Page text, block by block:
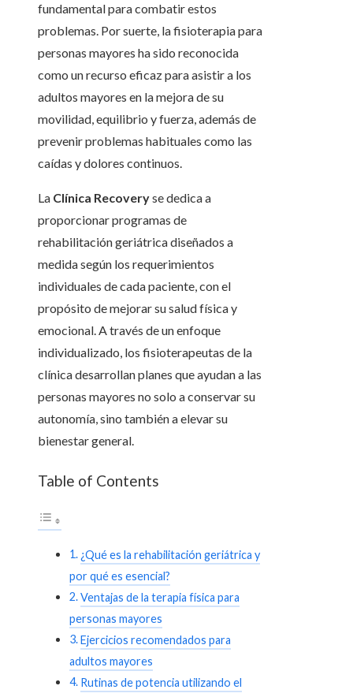
fundamental para combatir estos
problemas. Por suerte, la fisioterapia para
personas mayores ha sido reconocida
como un recurso eficaz para asistir a los
adultos mayores en la mejora de su
movilidad, equilibrio y fuerza, además de
prevenir problemas habituales como las
caídas y dolores continuos.
La Clínica Recoveryse dedica a
proporcionar programas de
rehabilitación geriátrica diseñados a
medida según los requerimientos
individuales de cada paciente, con el
propósito de mejorar su salud física y
emocional. A través de un enfoque
individualizado, los fisioterapeutas de la
clínica desarrollan planes que ayudan a las
personas mayores no solo a conservar su
autonomía, sino también a elevar su
bienestar general.
Table of Contents
¿Qué es la rehabilitación geriátrica y
por qué es esencial?
Ventajas de la terapia física para
personas mayores
Ejercicios recomendados para
adultos mayores
Rutinas de potencia utilizando el